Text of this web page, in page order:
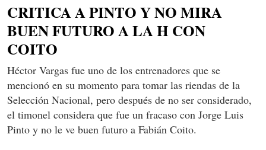
CRITICA A PINTO Y NO MIRA
BUEN FUTURO A LA H CON
COITO
Héctor Vargas fue uno de los entrenadores que se
mencionó en su momento para tomar las riendas de la
Selección Nacional, pero después de no ser considerado,
el timonel considera que fue un fracaso con Jorge Luis
Pinto y no le ve buen futuro a Fabián Coito.